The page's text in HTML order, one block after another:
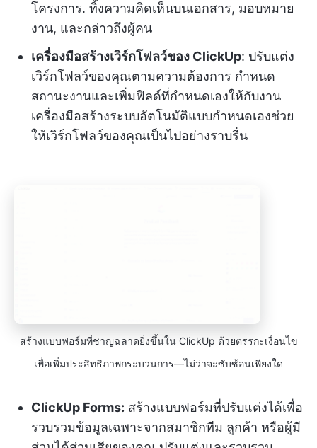
โครงการ. ทิ้งความคิดเห็นบนเอกสาร, มอบหมาย
งาน, และกล่าวถึงผู้คน
เครื่องมือสร้างเวิร์กโฟลว์ของ ClickUp: ปรับแต่ง
เวิร์กโฟลว์ของคุณตามความต้องการ กำหนด
สถานะงานและเพิ่มฟิลด์ที่กำหนดเองให้กับงาน
เครื่องมือสร้างระบบอัตโนมัติแบบกำหนดเองช่วย
ให้เวิร์กโฟลว์ของคุณเป็นไปอย่างราบรื่น
สร้างแบบฟอร์มที่ชาญฉลาดยิ่งขึ้นใน ClickUp ด้วยตรรกะเงื่อนไข
เพื่อเพิ่มประสิทธิภาพกระบวนการ—ไม่ว่าจะซับซ้อนเพียงใด
ClickUp Forms: สร้างแบบฟอร์มที่ปรับแต่งได้เพื่อ
รวบรวมข้อมูลเฉพาะจากสมาชิกทีม ลูกค้า หรือผู้มี